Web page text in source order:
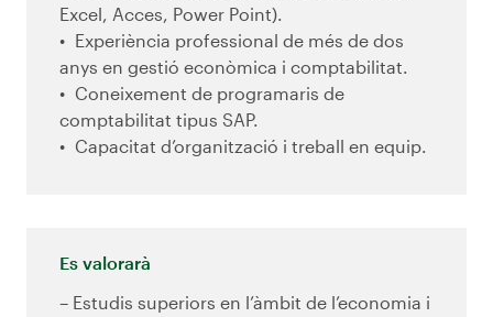
Excel, Acces, Power Point).
Experiència professional de més de dos
anys en gestió econòmica i comptabilitat.
Coneixement de programaris de
comptabilitat tipus SAP.
Capacitat d’organització i treball en equip.
Es valorarà
– Estudis superiors en l’àmbit de l’economia i